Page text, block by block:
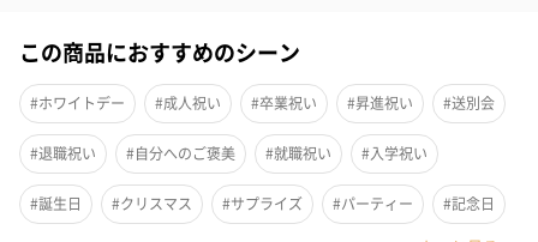
この商品におすすめのシーン
#ホワイトデー #成人祝い #卒業祝い #昇進祝い #送別会
#退職祝い #自分へのご褒美 #就職祝い #入学祝い
#誕生日 #クリスマス #サプライズ #パーティー #記念日